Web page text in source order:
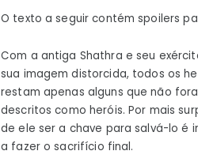
O texto a seguir contém spoilers
Com a antiga Shathra e seu
sua imagem distorcida, todos os
restam apenas alguns que não
descritos como heróis. Por mais
de ele ser a chave para salvá-lo é
a fazer o sacrifício final.